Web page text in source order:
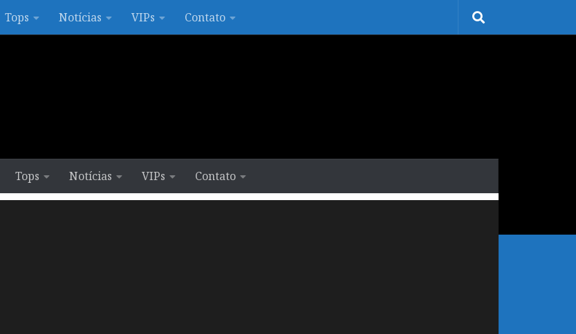
Tops Notícias VIPs Contato
Tops Notícias VIPs Contato